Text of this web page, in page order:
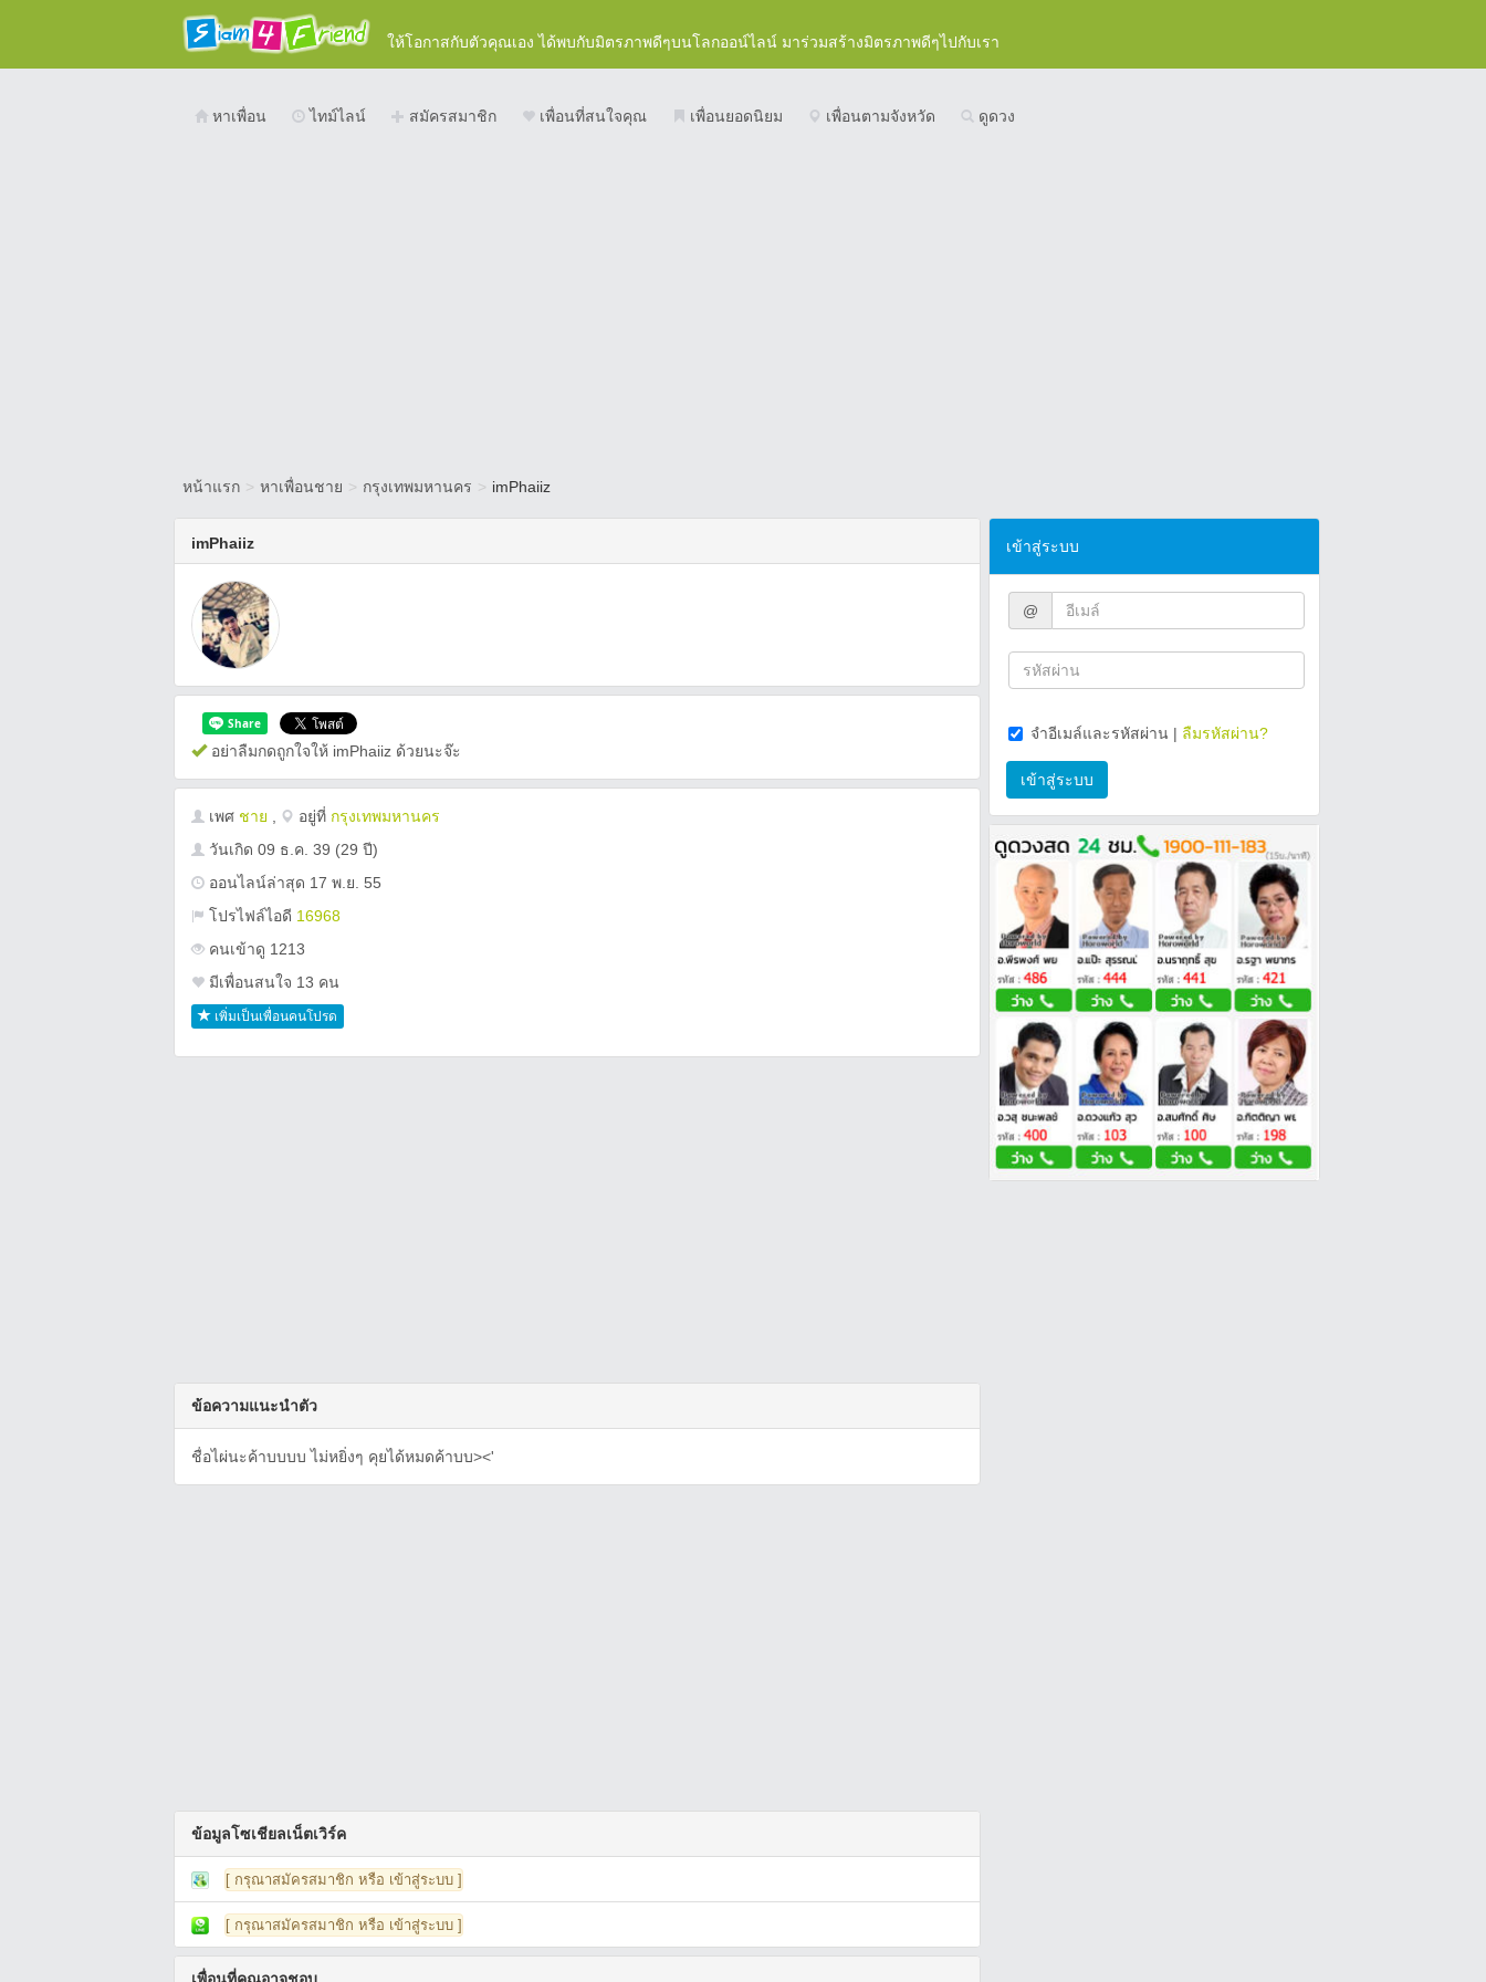
ให้โอกาสกับตัวคุณเอง ได้พบกับมิตรภาพดีๆบนโลกออน์ไลน์ มาร่วมสร้างมิตรภาพดีๆไปกับเรา
หาเพื่อน ไทม์ไลน์ สมัครสมาชิก เพื่อนที่สนใจคุณ เพื่อนยอดนิยม เพื่อนตามจังหวัด ดูดวง
หน้าแรก > หาเพื่อนชาย > กรุงเทพมหานคร > imPhaiiz
imPhaiiz
อย่าลืมกดถูกใจให้ imPhaiiz ด้วยนะจ๊ะ
เพศ ชาย อยู่ที่ กรุงเทพมหานคร
วันเกิด 09 ธ.ค. 39 (29 ปี)
ออนไลน์ล่าสุด 17 พ.ย. 55
โปรไฟล์ไอดี 16968
คนเข้าดู 1213
มีเพื่อนสนใจ 13 คน
เพิ่มเป็นเพื่อนคนโปรด
ข้อความแนะนำตัว
ชื่อไผ่นะค้าบบบบ ไม่หยิ่งๆ คุยได้หมดค้าบบ><'
ข้อมูลโซเชียลเน็ตเวิร์ค
[ กรุณาสมัครสมาชิก หรือ เข้าสู่ระบบ ]
[ กรุณาสมัครสมาชิก หรือ เข้าสู่ระบบ ]
เข้าสู่ระบบ
@
จำอีเมล์และรหัสผ่าน | ลืมรหัสผ่าน?
เข้าสู่ระบบ